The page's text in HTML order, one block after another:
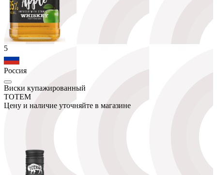
5
Россия
Виски купажированный
ТОТЕМ
Цену и наличие уточняйте в магазине